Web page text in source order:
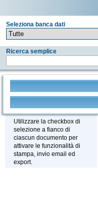
Seleziona banca dati
Ricerca semplice
Stampa - Email - Export
Utilizzare la checkbox di
selezione a fianco di
ciascun documento per
attivare le funzionalità di
stampa, invio email ed
export.